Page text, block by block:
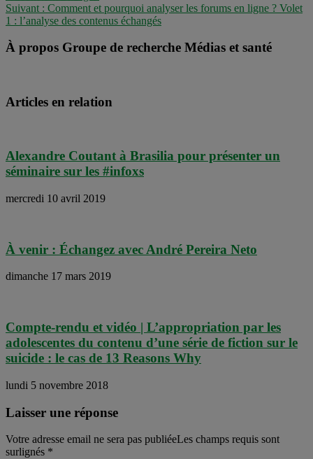
Suivant : Comment et pourquoi analyser les forums en ligne ? Volet
1 : l’analyse des contenus échangés
À propos Groupe de recherche Médias et santé
Articles en relation
Alexandre Coutant à Brasilia pour présenter un
séminaire sur les #infoxs
mercredi 10 avril 2019
À venir : Échangez avec André Pereira Neto
dimanche 17 mars 2019
Compte-rendu et vidéo | L’appropriation par les
adolescentes du contenu d’une série de fiction sur le
suicide : le cas de 13 Reasons Why
lundi 5 novembre 2018
Laisser une réponse
Votre adresse email ne sera pas publiéeLes champs requis sont
surlignés *